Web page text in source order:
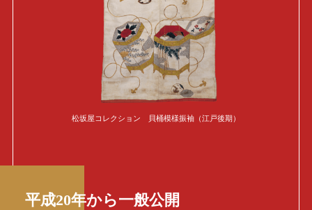
松坂屋コレクション 貝桶模様振袖（江戸後期）
平成20年から一般公開